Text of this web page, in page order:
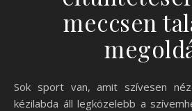
meccsen
Sok sport van, amit szívesen nézek, de ezek közül a
kézilabda áll legközelebb a